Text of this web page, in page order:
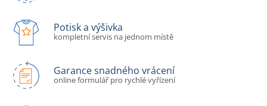
Potisk a výšivka
kompletní servis na jednom místě
Garance snadného vrácení
online formulář pro rychlé vyřízení